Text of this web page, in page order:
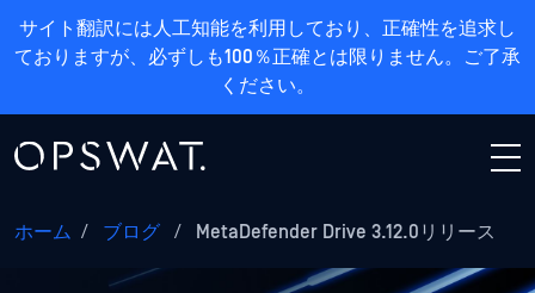
サイト翻訳には人工知能を利用しており、正確性を追求し
ておりますが、必ずしも100％正確とは限りません。ご了承
ください。
ホーム / ブログ / MetaDefender Drive 3.12.0リリース